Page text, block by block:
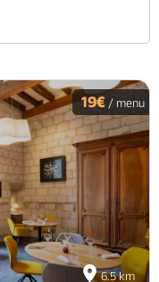
6.5 km
19€ / menu